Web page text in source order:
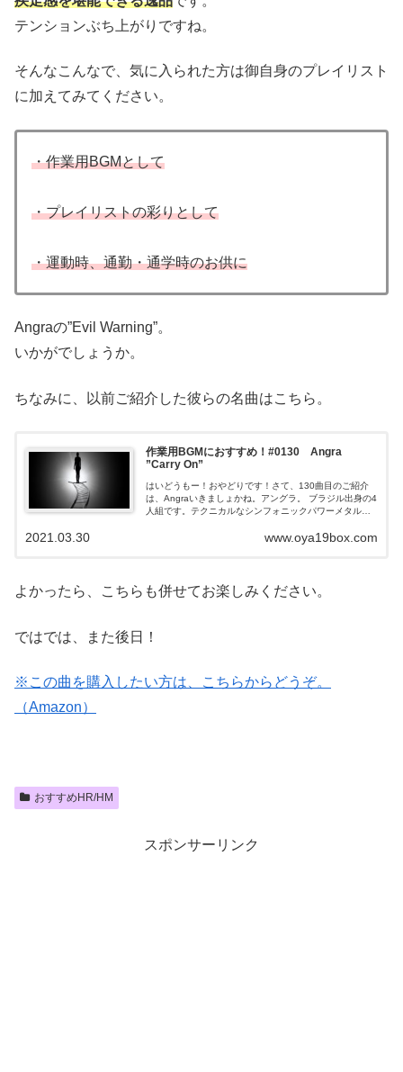
テンションぶち上がりですね。
そんなこんなで、気に入られた方は御自身のプレイリスト
に加えてみてください。
・作業用BGMとして
・プレイリストの彩りとして
・運動時、通勤・通学時のお供に
Angraの”Evil Warning”。
いかがでしょうか。
ちなみに、以前ご紹介した彼らの名曲はこちら。
作業用BGMにおすすめ！#0130 Angra
”Carry On”
はいどうもー！おやどりです！さて、130曲目のご紹介
は、Angraいきましょかね。アングラ。 ブラジル出身の4
人組です。テクニカルなシンフォニックパワーメタルで
www.oya19box.com
2021.03.30
よかったら、こちらも併せてお楽しみください。
ではでは、また後日！
※この曲を購入したい方は、こちらからどうぞ。
（Amazon）
おすすめHR/HM
スポンサーリンク